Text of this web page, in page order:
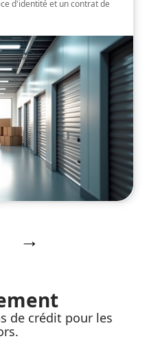
d'identité et un contrat de
de crédit pour les